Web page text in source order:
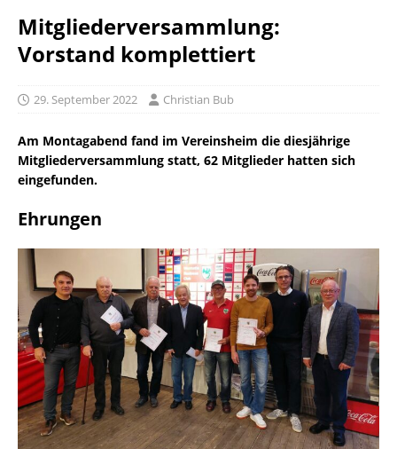
Mitgliederversammlung:
Vorstand komplettiert
29. September 2022 Christian Bub
Am Montagabend fand im Vereinsheim die diesjährige
Mitgliederversammlung statt, 62 Mitglieder hatten sich
eingefunden.
Ehrungen